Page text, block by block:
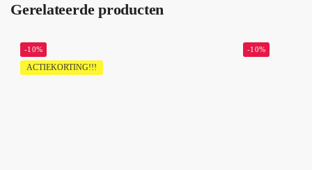
Gerelateerde producten
-10%
ACTIEKORTING!!!
-10%